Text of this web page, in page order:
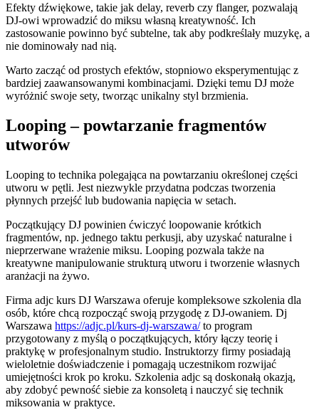
Efekty dźwiękowe, takie jak delay, reverb czy flanger, pozwalają
DJ-owi wprowadzić do miksu własną kreatywność. Ich
zastosowanie powinno być subtelne, tak aby podkreślały muzykę, a
nie dominowały nad nią.
Warto zacząć od prostych efektów, stopniowo eksperymentując z
bardziej zaawansowanymi kombinacjami. Dzięki temu DJ może
wyróżnić swoje sety, tworząc unikalny styl brzmienia.
Looping – powtarzanie fragmentów
utworów
Looping to technika polegająca na powtarzaniu określonej części
utworu w pętli. Jest niezwykle przydatna podczas tworzenia
płynnych przejść lub budowania napięcia w setach.
Początkujący DJ powinien ćwiczyć loopowanie krótkich
fragmentów, np. jednego taktu perkusji, aby uzyskać naturalne i
nieprzerwane wrażenie miksu. Looping pozwala także na
kreatywne manipulowanie strukturą utworu i tworzenie własnych
aranżacji na żywo.
Firma adjc kurs DJ Warszawa oferuje kompleksowe szkolenia dla
osób, które chcą rozpocząć swoją przygodę z DJ-owaniem. Dj
Warszawa https://adjc.pl/kurs-dj-warszawa/to program
przygotowany z myślą o początkujących, który łączy teorię i
praktykę w profesjonalnym studio. Instruktorzy firmy posiadają
wieloletnie doświadczenie i pomagają uczestnikom rozwijać
umiejętności krok po kroku. Szkolenia adjc są doskonałą okazją,
aby zdobyć pewność siebie za konsoletą i nauczyć się technik
miksowania w praktyce.